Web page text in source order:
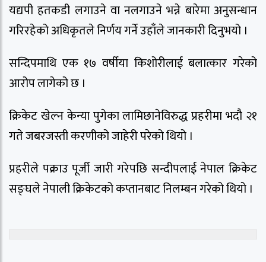
यद्यपी हतकडी लगाउने वा नलगाउने भन्ने बारेमा अनुसन्धान
गरिरहेको अधिकृतले निर्णय गर्ने उहाँले जानकारी दिनुभयो ।
सन्दिपमाथि एक १७ वर्षीया किशोरीलाई बलात्कार गरेको
आरोप लागेको छ ।
क्रिकेट खेल्न केन्या पुगेका लामिछानेविरुद्ध प्रहरीमा भदौ २१
गते जबरजस्ती करणीको जाहेरी परेको थियो ।
प्रहरीले पक्राउ पूर्जी जारी गरेपछि सन्दीपलाई नेपाल क्रिकेट
सङ्घले नेपाली क्रिकेटको कप्तानबाट निलम्बन गरेको थियो ।